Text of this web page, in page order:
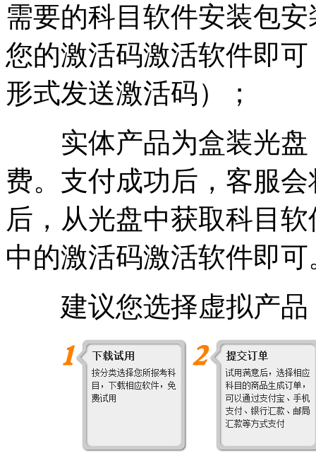
需要的科目软件安装包
您的激活码激活软件即
形式发送激活码）；
实体产品为盒装光
费。支付成功后，客服
后，从光盘中获取科目
中的激活码激活软件即可
建议您选择虚拟产品